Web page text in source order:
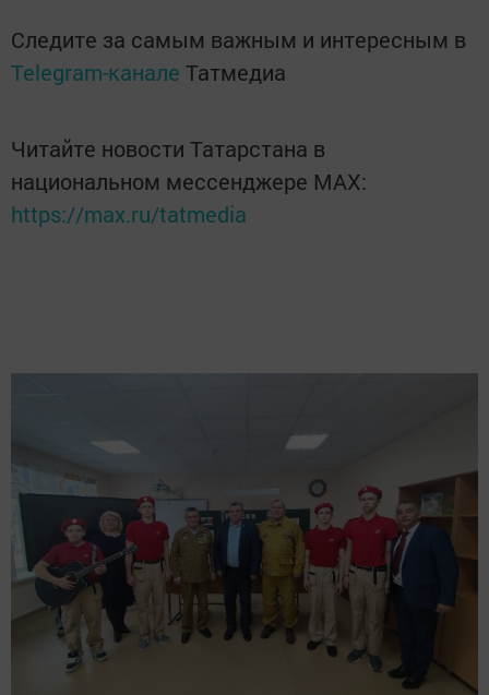
Следите за самым важным и интересным в
Telegram-канале Татмедиа
Читайте новости Татарстана в
национальном мессенджере MАХ:
https://max.ru/tatmedia